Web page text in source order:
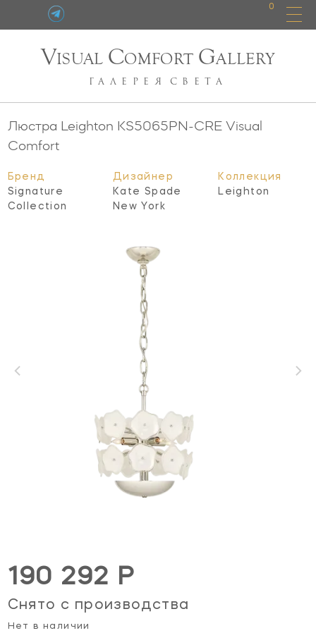
0
VISUAL COMFORT GALLERY
ГАЛЕРЕЯ СВЕТА
Люстра Leighton KS5065PN-CREVisual
Comfort
Бренд
Signature
Collection
Дизайнер
Kate Spade
New York
Коллекция
Leighton
190 292 Р
Снято с производства
Нет в наличии